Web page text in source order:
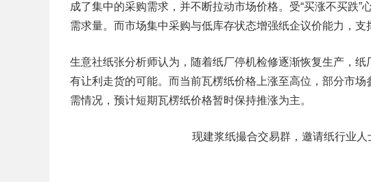
成了集中的采购需求，并不断拉动市场价格。受“买涨不买跌
需求量。而市场集中采购与低库存状态增强纸企议价能力，支
生意社纸张分析师认为，随着纸厂停机检修逐渐恢复生产，
有让利走货的可能。而当前瓦楞纸价格上涨至高位，部分市
需情况，预计短期瓦楞纸价格暂时保持推涨为主。
现建浆纸撮合交易群，邀请纸行业